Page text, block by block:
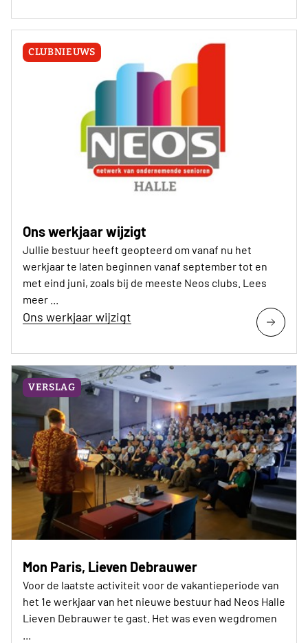
CLUBNIEUWS
Ons werkjaar wijzigt
Jullie bestuur heeft geopteerd om vanaf nu het
werkjaar te laten beginnen vanaf september tot en
met eind juni, zoals bij de meeste Neos clubs. Lees
meer ...
Ons werkjaar wijzigt
VERSLAG
Mon Paris, Lieven Debrauwer
Voor de laatste activiteit voor de vakantieperiode van
het 1e werkjaar van het nieuwe bestuur had Neos Halle
Lieven Debrauwer te gast. Het was even wegdromen